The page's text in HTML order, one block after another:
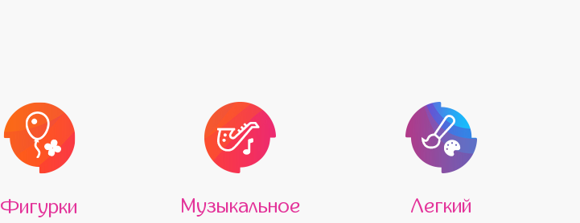
Фигурки
Музыкальное
Легкий